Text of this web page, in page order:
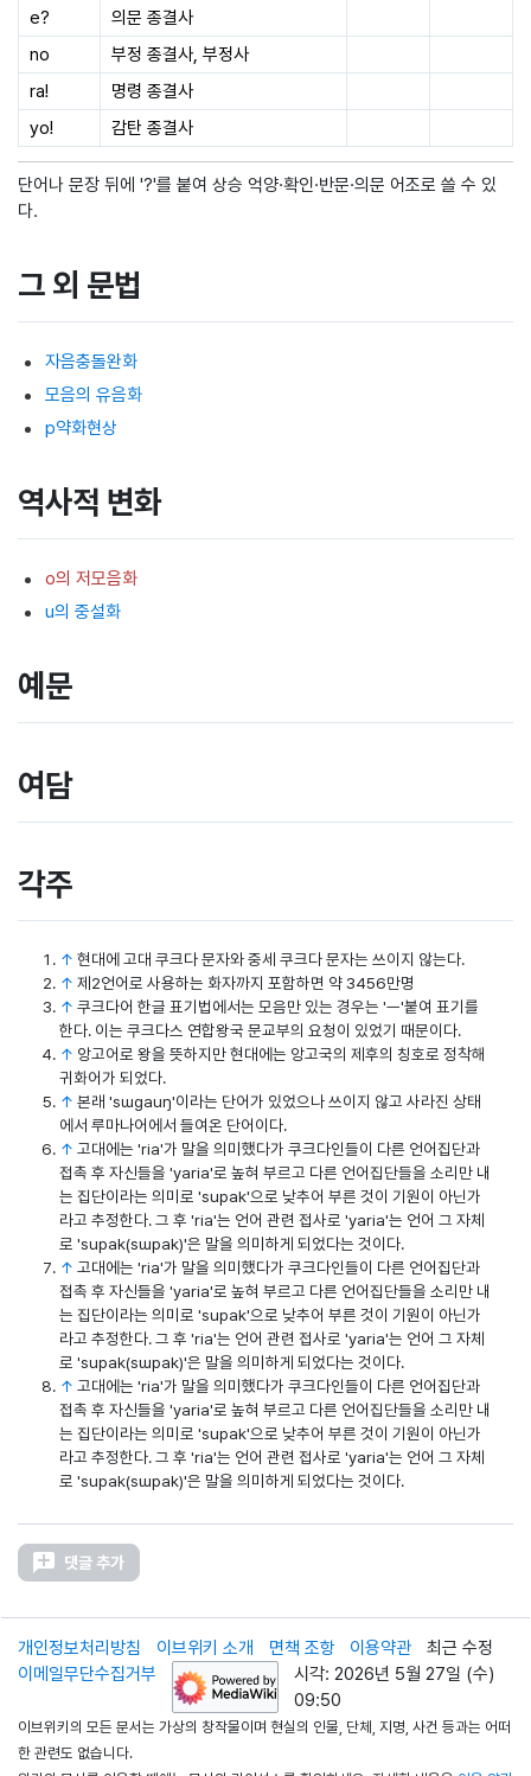
e?
의문 종결사
no
부정 종결사, 부정사
ra!
명령 종결사
yo!
감탄 종결사
단어나 문장 뒤에 '?'를 붙여 상승 억양·확인·반문·의문 어조로 쓸 수 있
다.
그 외 문법
자음충돌완화
모음의 유음화
p약화현상
역사적 변화
o의 저모음화
u의 중설화
예문
여담
각주
↑ 현대에 고대 쿠크다 문자와 중세 쿠크다 문자는 쓰이지 않는다.
↑ 제2언어로 사용하는 화자까지 포함하면 약 3456만명
↑ 쿠크다어 한글 표기법에서는 모음만 있는 경우는 'ㅡ'붙여 표기를
한다. 이는 쿠크다스 연합왕국 문교부의 요청이 있었기 때문이다.
↑ 앙고어로 왕을 뜻하지만 현대에는 앙고국의 제후의 칭호로 정착해
귀화어가 되었다.
↑ 본래 'sɯgauŋ'이라는 단어가 있었으나 쓰이지 않고 사라진 상태
에서 루마나어에서 들여온 단어이다.
↑ 고대에는 'ria'가 말을 의미했다가 쿠크다인들이 다른 언어집단과
접촉 후 자신들을 'yaria'로 높혀 부르고 다른 언어집단들을 소리만 내
는 집단이라는 의미로 'supak'으로 낮추어 부른 것이 기원이 아닌가
라고 추정한다. 그 후 'ria'는 언어 관련 접사로 'yaria'는 언어 그 자체
로 'supak(sɯpak)'은 말을 의미하게 되었다는 것이다.
↑ 고대에는 'ria'가 말을 의미했다가 쿠크다인들이 다른 언어집단과
접촉 후 자신들을 'yaria'로 높혀 부르고 다른 언어집단들을 소리만 내
는 집단이라는 의미로 'supak'으로 낮추어 부른 것이 기원이 아닌가
라고 추정한다. 그 후 'ria'는 언어 관련 접사로 'yaria'는 언어 그 자체
로 'supak(sɯpak)'은 말을 의미하게 되었다는 것이다.
↑ 고대에는 'ria'가 말을 의미했다가 쿠크다인들이 다른 언어집단과
접촉 후 자신들을 'yaria'로 높혀 부르고 다른 언어집단들을 소리만 내
는 집단이라는 의미로 'supak'으로 낮추어 부른 것이 기원이 아닌가
라고 추정한다. 그 후 'ria'는 언어 관련 접사로 'yaria'는 언어 그 자체
로 'supak(sɯpak)'은 말을 의미하게 되었다는 것이다.
댓글 추가
개인정보처리방침 이브위키 소개 면책 조항
이용약관
이메일무단수집거부
최근 수정
시각: 2026년 5월 27일 (수)
09:50
이브위키의 모든 문서는 가상의 창작물이며 현실의 인물, 단체, 지명, 사건 등과는 어떠
한 관련도 없습니다.